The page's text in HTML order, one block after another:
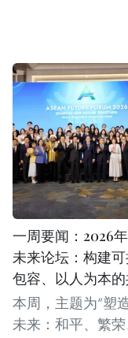
一周要闻：2026
未来论坛：构建可
包容、以人为本
本周，主题为“塑
未来：和平、繁荣